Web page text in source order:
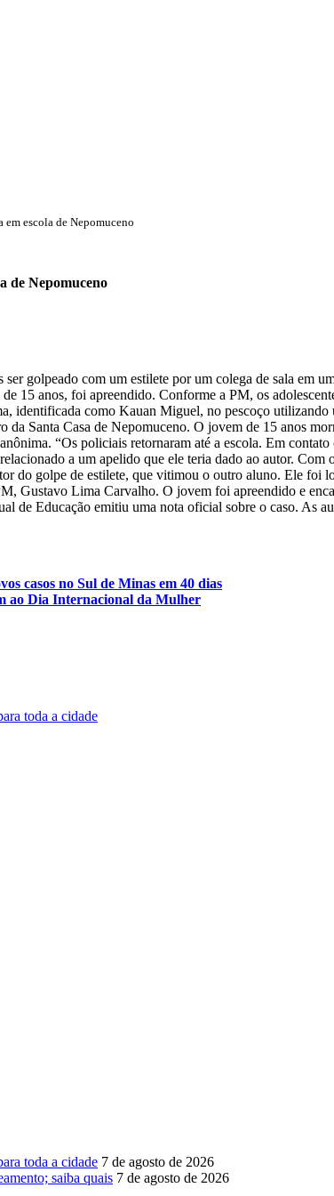
em escola de Nepomuceno
de Nepomuceno
ser golpeado com um estilete por um colega de sala
15 anos, foi apreendido. Conforme a PM, os
identificada como Kauan Miguel, no pescoço
Santa Casa de Nepomuceno. O jovem de 15 anos
“Os policiais retornaram até a escola. Em
a um apelido que ele teria dado ao autor.
do golpe de estilete, que vitimou o outro aluno. Ele
Gustavo Lima Carvalho. O jovem foi apreendido e
de Educação emitiu uma nota oficial sobre o caso. As
casos no Sul de Minas em 40 dias
ao Dia Internacional da Mulher
toda a cidade
toda a cidade 7 de agosto de 2026
saiba quais 7 de agosto de 2026